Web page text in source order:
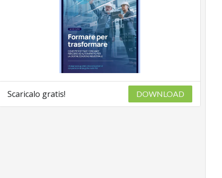
Scaricalo gratis! DOWNLOAD